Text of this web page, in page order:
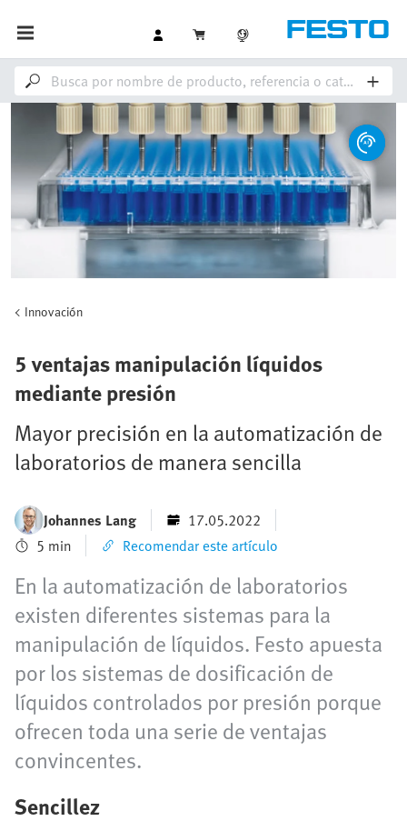
Innovación
5 ventajas manipulación líquidos
mediante presión
Mayor precisión en la automatización de
laboratorios de manera sencilla
Johannes Lang
17.05.2022
5 min
Recomendar este artículo
En la automatización de laboratorios
existen diferentes sistemas para la
manipulación de líquidos. Festo apuesta
por los sistemas de dosificación de
líquidos controlados por presión porque
ofrecen toda una serie de ventajas
convincentes.
Sencillez